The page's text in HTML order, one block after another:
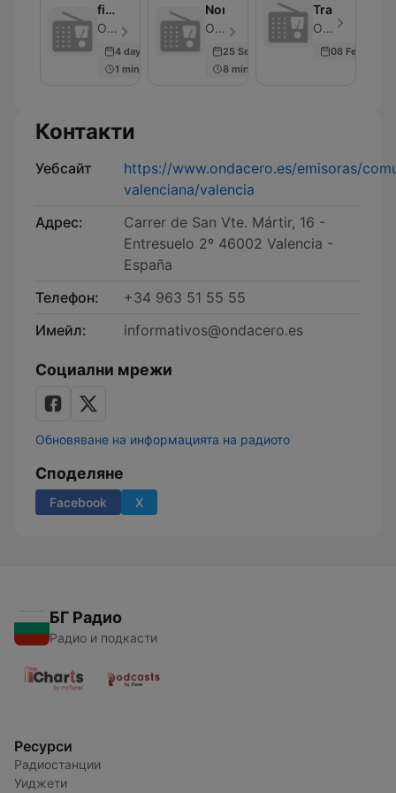
fin
de
semana
OndaCero - Епизод 297
4 days ago
1 min
Norte
OndaCero - Епизод 300
25 Sep 2025
8 min
Transistor
OndaCero - Епизод 300
08 Feb 2024
Контакти
Уебсайт
https://www.ondacero.es/emisoras/
valenciana/valencia
Адрес:
Carrer de San Vte. Mártir, 16 -
Entresuelo 2º 46002 Valencia -
España
Телефон:
+34 963 51 55 55
Имейл:
informativos@ondacero.es
Социални мрежи
Обновяване на информацията на радиото
Споделяне
Facebook X
БГ Радио
Радио и подкасти
Ресурси
Радиостанции
Уиджети